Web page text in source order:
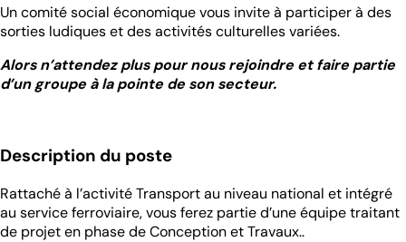
Un comité social économique vous invite à participer à des
sorties ludiques et des activités culturelles variées.
Alors n’attendez plus pour nous rejoindre et faire partie
d’un groupe à la pointe de son secteur.
Description du poste
Rattaché à l’activité Transport au niveau national et intégré
au service ferroviaire, vous ferez partie d’une équipe traitant
de projet en phase de Conception et Travaux..